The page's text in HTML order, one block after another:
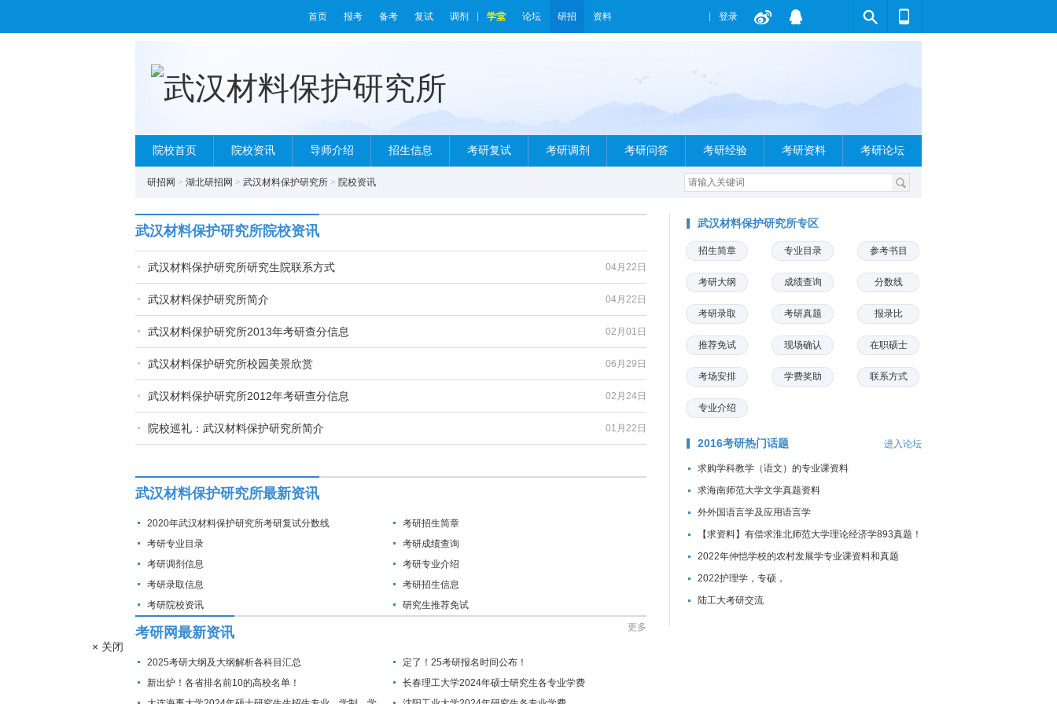
首页 报考 备考 复试 调剂 学堂 论坛 研招 资料 登录
院校首页 院校资讯 导师介绍 招生信息 考研复试 考研调剂 考研问答 考研经验 考研资料 考研论坛
研招网 > 湖北研招网 > 武汉材料保护研究所 > 院校资讯
武汉材料保护研究所院校资讯
04月22日
武汉材料保护研究所研究生院联系方式
04月22日
武汉材料保护研究所简介
02月01日
武汉材料保护研究所2013年考研查分信息
06月29日
武汉材料保护研究所校园美景欣赏
02月24日
武汉材料保护研究所2012年考研查分信息
01月22日
院校巡礼：武汉材料保护研究所简介
武汉材料保护研究所最新资讯
2020年武汉材料保护研究所考研复试分数线
考研招生简章
考研专业目录
考研成绩查询
考研调剂信息
考研专业介绍
考研录取信息
考研招生信息
考研院校资讯
研究生推荐免试
考研网最新资讯 更多
2025考研大纲及大纲解析各科目汇总
定了！25考研报名时间公布！
新出炉！各省排名前10的高校名单！
长春理工大学2024年硕士研究生各专业学费
武汉材料保护研究所专区
招生简章 专业目录 参考书目
考研大纲 成绩查询 分数线
考研录取 考研真题 报录比
推荐免试 现场确认 在职硕士
考场安排 学费奖助 联系方式
专业介绍
2016考研热门话题 进入论坛
求购学科教学（语文）的专业课资料
求海南师范大学文学真题资料
外外国语言学及应用语言学
【求资料】有偿求淮北师范大学理论经济学893真题！
2022年仲恺学校的农村发展学专业课资料和真题
2022护理学，专硕，
陆工大考研交流
× 关闭